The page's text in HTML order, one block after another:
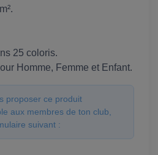
25 coloris.
Homme, Femme et Enfant.
proposer ce produit
aux membres de ton club,
suivant :